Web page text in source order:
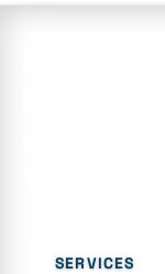
SERVICES